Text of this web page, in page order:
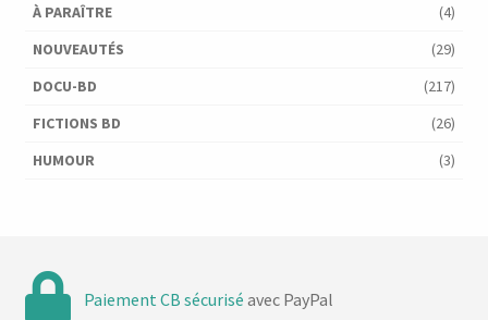
À PARAÎTRE
(4)
NOUVEAUTÉS
(29)
DOCU-BD
(217)
FICTIONS BD
(26)
HUMOUR
(3)
Paiement CB sécurisé avec PayPal